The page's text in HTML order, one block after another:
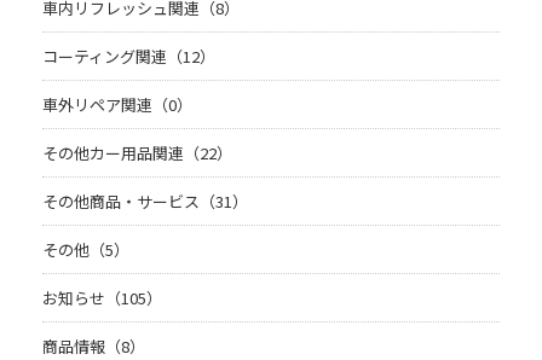
車内リフレッシュ関連（8）
コーティング関連（12）
車外リペア関連（0）
その他カー用品関連（22）
その他商品・サービス（31）
その他（5）
お知らせ（105）
商品情報（8）